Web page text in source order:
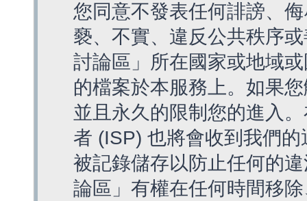
您同意不發表任何誹謗、
褻、不實、違反公共秩序
討論區」所在國家或地域
的檔案於本服務上。如果
並且永久的限制您的進入
者 (ISP) 也將會收到我們
被記錄儲存以防止任何的
論區」有權在任何時間移